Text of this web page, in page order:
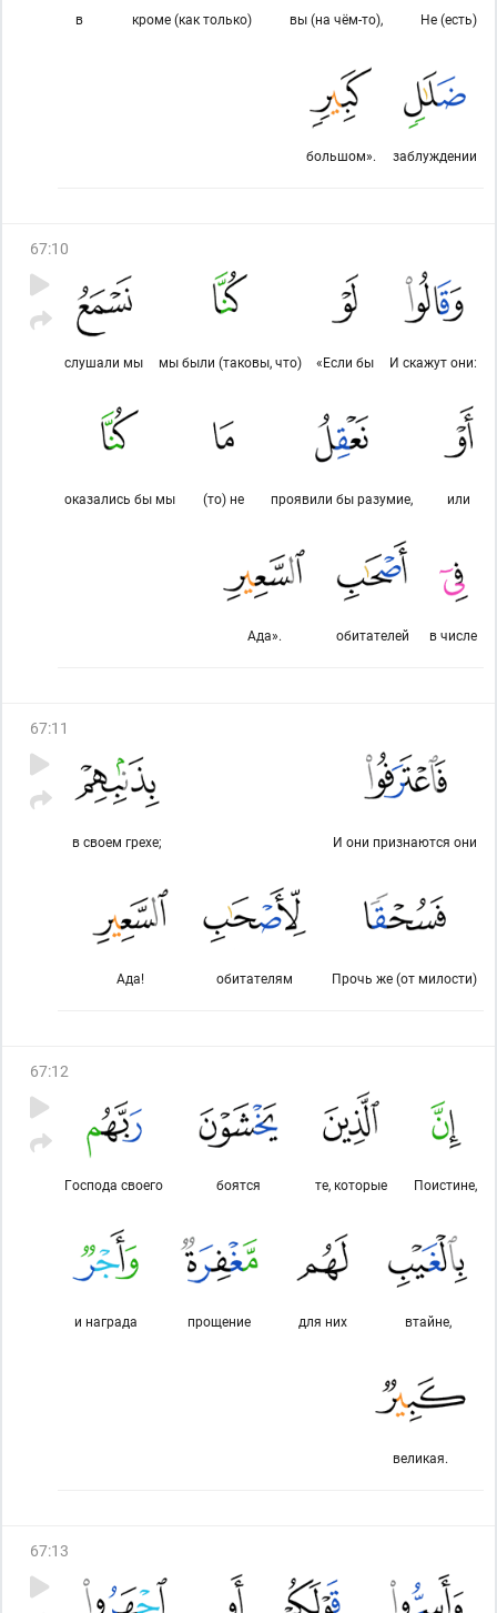
Не (есть)
вы (на чём-то),
кроме (как только)
в
заблуждении
большом».
67:10
И скажут они:
«Если бы
мы были (таковы, что)
слушали мы
или
проявили бы разумие,
(то) не
оказались бы мы
в числе
обитателей
Ада».
67:11
И они признаются они
в своем грехе;
Прочь же (от милости)
обитателям
Ада!
67:12
Поистине,
те, которые
боятся
Господа своего
втайне,
для них
прощение
и награда
великая.
67:13